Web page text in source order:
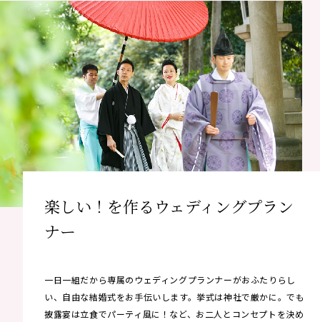
楽しい！を作るウェディングプラン
ナー
一日一組だから専属のウェディングプランナーがおふたりらし
い、自由な結婚式をお手伝いします。挙式は神社で厳かに。でも
披露宴は立食でパーティ風に！など、お二人とコンセプトを決め